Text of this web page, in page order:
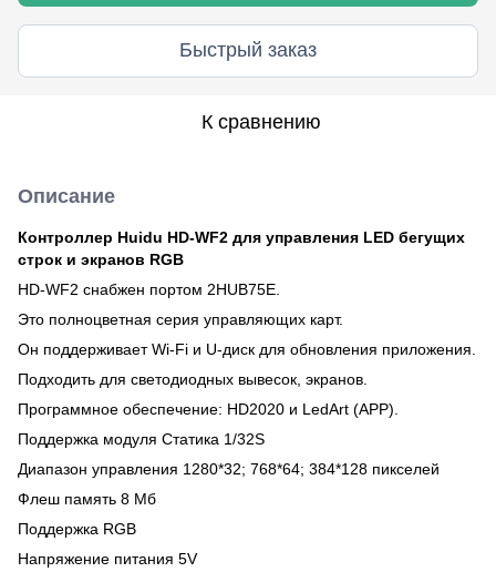
Быстрый заказ
К сравнению
Описание
Контроллер Huidu HD-WF2 для управления LED бегущих
строк и экранов RGB
HD-WF2 снабжен портом 2HUB75E.
Это полноцветная серия управляющих карт.
Он поддерживает Wi-Fi и U-диск для обновления приложения.
Подходить для светодиодных вывесок, экранов.
Программное обеспечение: HD2020 и LedArt (APP).
Поддержка модуля Статика 1/32S
Диапазон управления 1280*32; 768*64; 384*128 пикселей
Флеш память 8 Мб
Поддержка RGB
Напряжение питания 5V